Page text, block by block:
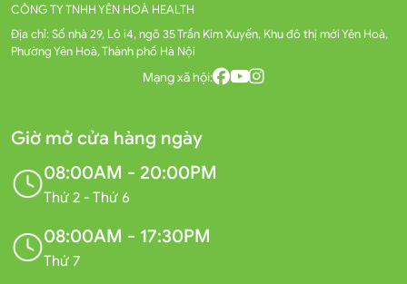
CÔNG TY TNHH YÊN HOÀ HEALTH
Địa chỉ: Số nhà 29, Lô i4, ngõ 35 Trần Kim Xuyến, Khu đô thị mới Yên Hoà,
Phường Yên Hoà, Thành phố Hà Nội
Mạng xã hội:
Giờ mở cửa hàng ngày
08:00AM - 20:00PM
Thứ 2 - Thứ 6
08:00AM - 17:30PM
Thứ 7